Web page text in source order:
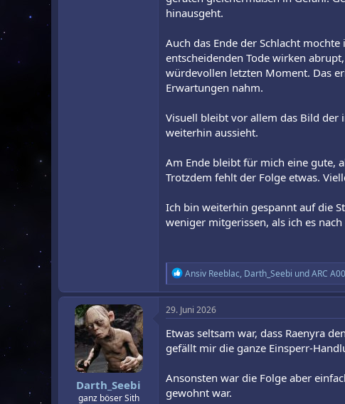
hinausgeht.
Auch das Ende der Schlacht
entscheidenden Tode wirken
würdevollen letzten Moment. Das
Erwartungen nahm.
Visuell bleibt vor allem das Bild der
weiterhin aussieht.
Am Ende bleibt für mich eine gute,
Trotzdem fehlt der Folge etwas.
Ich bin weiterhin gespannt auf die
weniger mitgerissen, als ich es
R
e
a
k
t
i
o
n
n
:
Ansiv Reeblac, Darth_Seebi undARC
Darth_Seebi
ganz böser Sith
29. Juni 2026
Etwas seltsam war, dass Raenyra
gefällt mir die ganze Einsperr-
Ansonsten war die Folge aber
gewohnt war.